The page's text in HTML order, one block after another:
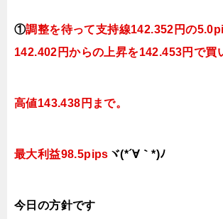
①調整を待って支持線142.352円の
142.402円からの上昇を142.453円で買
高値143.438円まで。
最大利益98.5pips ヾ(*´∀｀*)ﾉ
今日 の方針です